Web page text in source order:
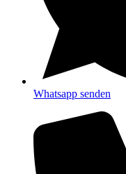
Whatsapp senden